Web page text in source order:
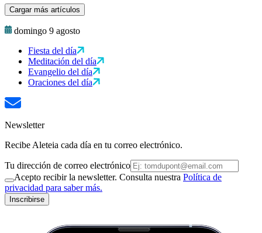
Cargar más artículos
domingo 9 agosto
Fiesta del día
Meditación del día
Evangelio del día
Oraciones del día
Newsletter
Recibe Aleteia cada día en tu correo electrónico.
Tu dirección de correo electrónico
Acepto recibir la newsletter. Consulta nuestra Política de
privacidad para saber más.
Inscribirse